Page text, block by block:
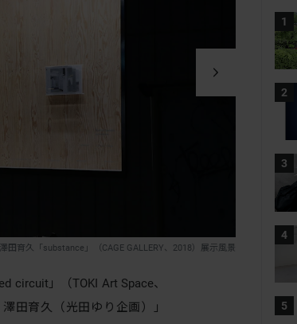
澤田育久「substance」（CAGE GALLERY、2018）展示風景
circuit」（TOKI Art Space、
田育久（光田ゆり企画）」